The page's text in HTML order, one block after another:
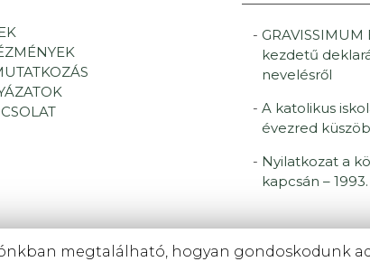
GRAVISSIMUM
kezdetű
nevelésről
A katolikus
évezred
Nyilatkozat a
kapcsán – 1993.
Budapesti Katolikus
megtalálható, hogyan gondoskodunk